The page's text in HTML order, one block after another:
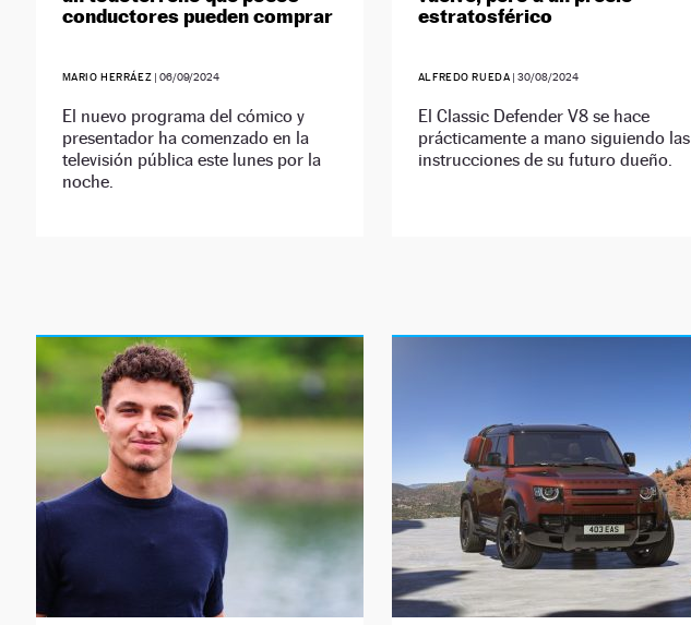
conductores pueden comprar
MARIO HERRÁEZ |06/09/2024
El nuevo programa del cómico y
presentador ha comenzado en la
televisión pública este lunes por la
noche.
estratosférico
ALFREDO RUEDA |30/08/2024
El Classic Defender V8 se hace
prácticamente a mano siguiendo las
instrucciones de su futuro dueño.